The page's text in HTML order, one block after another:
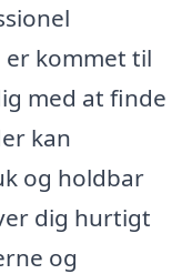
er kommet til
med at finde
kan
og holdbar
dig hurtigt
og